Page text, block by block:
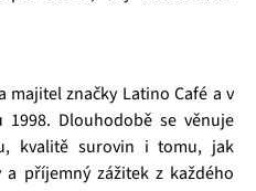
majitel značky Latino Café a v
Dlouhodobě se věnuje
kvalitě surovin i tomu, jak
příjemný zážitek z každého